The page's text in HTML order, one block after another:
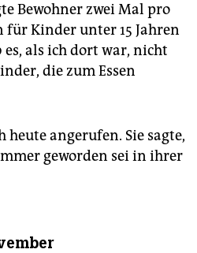
Bewohner zwei Mal pro
für Kinder unter 15 Jahren
als ich dort war, nicht
die zum Essen
angerufen. Sie sagte,
geworden sei in ihrer